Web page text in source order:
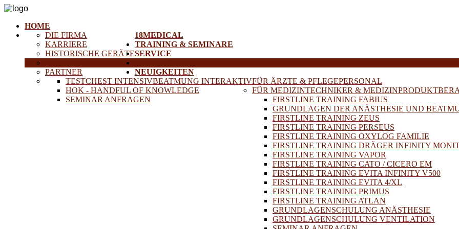
HOME
18MEDICAL
DIE FIRMA
KARRIERE
HISTORISCHE GERÄTE
PARTNER
TRAINING & SEMINARE
FÜR ÄRZTE & PFLEGEPERSONAL
TESTCHEST INTENSIVBEATMUNG INTERAKTIV
HOK - HANDFUL OF KNOWLEDGE
SEMINAR ANFRAGEN
FÜR MEDIZINTECHNIKER &
FIRSTLINE TRAINING FABIUS
GRUNDLAGEN DER ANÄSTHESIE UND
FIRSTLINE TRAINING ZEUS
FIRSTLINE TRAINING PERSEUS
FIRSTLINE TRAINING OXYLOG FAMILIE
FIRSTLINE TRAINING DRÄGER INFINITY
FIRSTLINE TRAINING VAPOR
FIRSTLINE TRAINING CATO / CICERO EM
FIRSTLINE TRAINING EVITA INFINITY V500
FIRSTLINE TRAINING EVITA 4/XL
FIRSTLINE TRAINING PRIMUS
FIRSTLINE TRAINING ATLAN
GRUNDLAGENSCHULUNG ANÄSTHESIE
GRUNDLAGENSCHULUNG VENTILATION
SERVICE
NEUIGKEITEN